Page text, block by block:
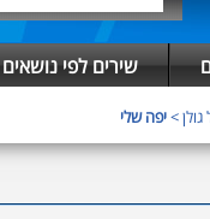
שירים לפי נושאים
>יפה שלי